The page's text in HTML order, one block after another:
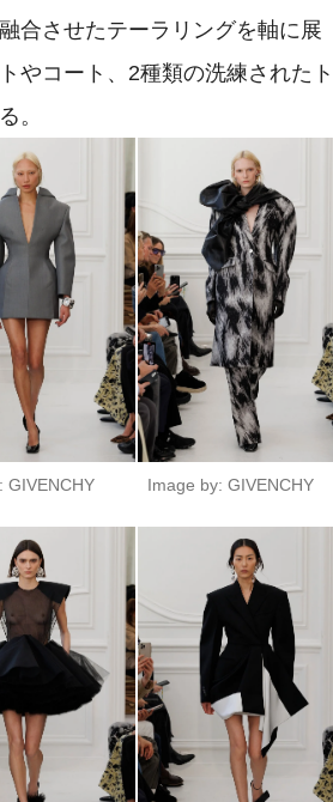
合させたテーラリングを軸に展
やコート、2種類の洗練されたト
。
GIVENCHY Image by: GIVENCHY